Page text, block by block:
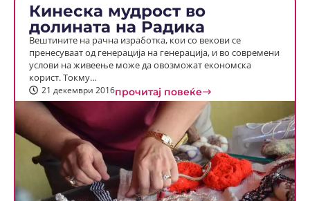
Кинеска мудрост во
долината на Радика
Вештините на рачна изработка, кои со векови се
пренесуваат од генерација на генерација, и во современи
услови на живеење може да овозможат економска
корист. Токму…
21 декември 2016прочитај повеќе